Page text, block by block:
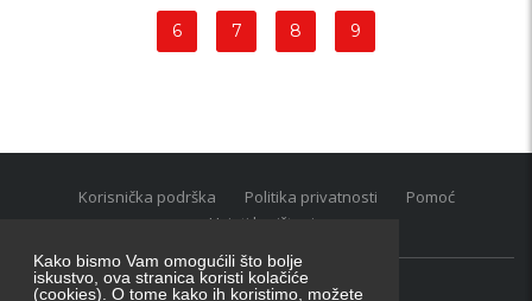
Kako bismo Vam omogućili što bolje
iskustvo, ova stranica koristi kolačiće
(cookies). O tome kako ih koristimo, možete
6 7 8 9
Korisnička podrška Politika privatnosti
Pomoć
Uvjeti korištenja